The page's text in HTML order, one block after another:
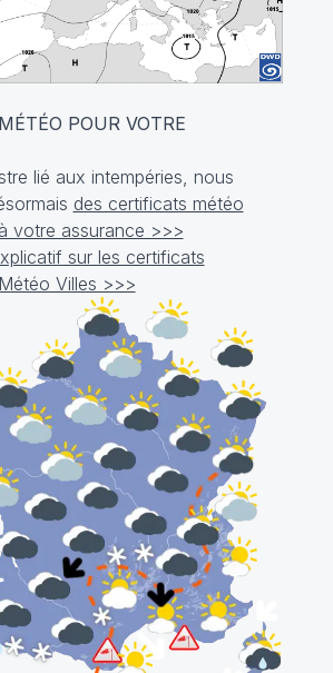
POUR VOTRE
lié aux intempéries, nous
des certificats météo
votre assurance >>>
sur les certificats
Villes >>>